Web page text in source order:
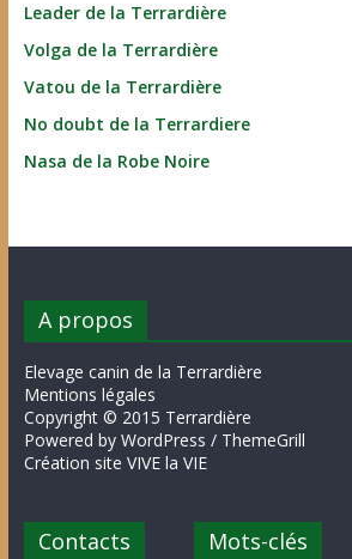
Leader de la Terrardière
Volga de la Terrardière
Vatou de la Terrardière
No doubt de la Terrardiere
Nasa de la Robe Noire
A propos
Elevage canin de la Terrardière
Mentions légales
Copyright © 2015 Terrardière
Powered by WordPress / ThemeGrill
Création site VIVE la VIE
Contacts Mots-clés